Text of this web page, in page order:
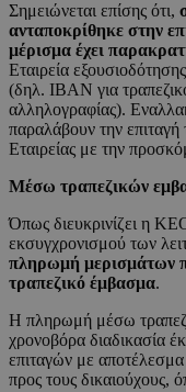
Σημειώνεται επίσης ότι,
ανταποκρίθηκε στην
μέρισμα έχει
Εταιρεία
(δηλ. ΙΒΑΝ για
αλληλογραφίας).
παραλάβουν την
Εταιρείας με την
Μέσω τραπεζικών
Όπως διευκρινίζει η
εκσυγχρονισμού των
πληρωμή μερισμάτων
τραπεζικό έμβασμα.
Η πληρωμή μέσω
χρονοβόρα διαδικασία
επιταγών με
προς τους δικαιούχους,